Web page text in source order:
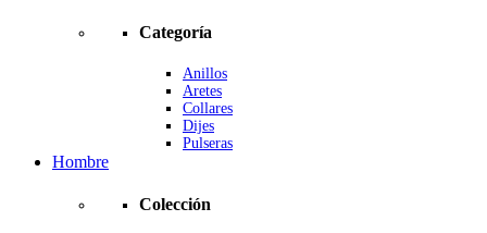
Categoría
Anillos
Aretes
Collares
Dijes
Pulseras
Hombre
Colección